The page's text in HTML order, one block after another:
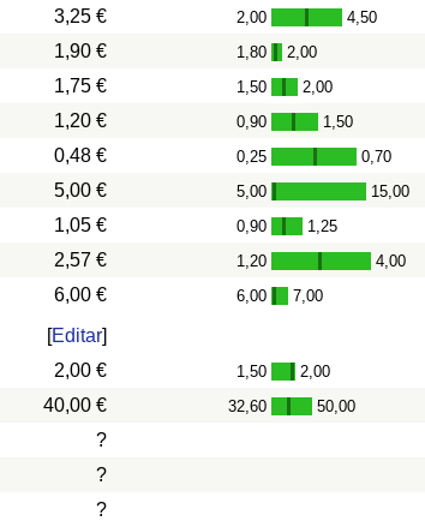
3,25 € 2,00 - 4,50
1,90 € 1,80 - 2,00
1,75 € 1,50 - 2,00
1,20 € 0,90 - 1,50
0,48 € 0,25 - 0,70
5,00 € 5,00 - 15,00
1,05 € 0,90 - 1,25
2,57 € 1,20 - 4,00
6,00 € 6,00 - 7,00
[Editar]
2,00 € 1,50 - 2,00
40,00 € 32,60 - 50,00
?
?
?